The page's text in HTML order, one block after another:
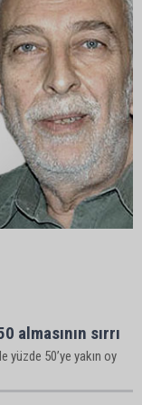
almasının sırrı
yüzde 50’ye yakın oy